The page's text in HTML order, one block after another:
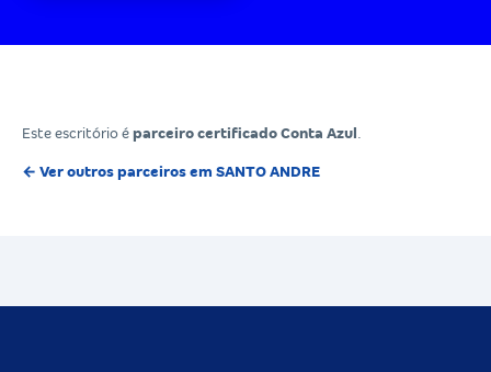
Este escritório é parceiro certificado Conta Azul
← Ver outros parceiros em SANTO ANDRE